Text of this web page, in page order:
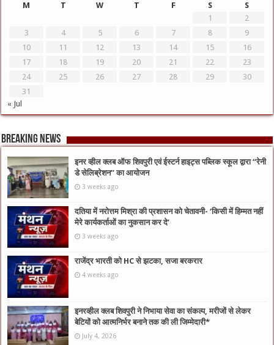
M
T W T F S
S
1
2
3
4 5 6 7 8
9
10
11 12 13 14 15
16
17
18 19 20 21 22
23
24
25 26 27 28 29
30
31
« Jul
Breaking News
इनर व्हील क्लब ऑफ शिवपुरी एवं ईस्टर्न हाइट्स पब्लिक स्कूल द्वारा “रेनी
डे सेलिब्रेशन” का आयोजन
3 weeks ago
दतिया में नरोत्तम मिश्रा की प्रशासन को चेतावनी- ‘किसी में हिम्मत नहीं
मेरे कार्यकर्ताओं का नुकसान कर दे’
3 weeks ago
राजेंद्र भारती को HC से झटका, सजा बरकरार
4 weeks ago
इनरव्हील क्लब शिवपुरी ने निभाया सेवा का संकल्प, मरीजों से लेकर
बेटियों को आत्मनिर्भर बनाने तक की ली जिम्मेदारी*
July 4, 2026